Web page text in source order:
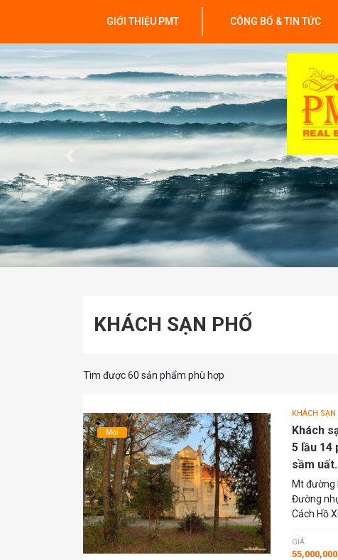
GIỚI THIỆU PMT CÔNG BỐ & TIN TỨC
KHÁCH SẠN PHỐ
Tìm được 60 sản phẩm phù hợp
Mới
KHÁCH SẠN
Khách
5 lầu 14
sầm
Mt đường
Đường
Cách Hồ
GIÁ